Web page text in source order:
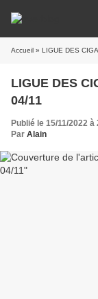
Accueil » LIGUE DES
LIGUE DES
04/11
Publié le 15/11/2022 à
Par Alain